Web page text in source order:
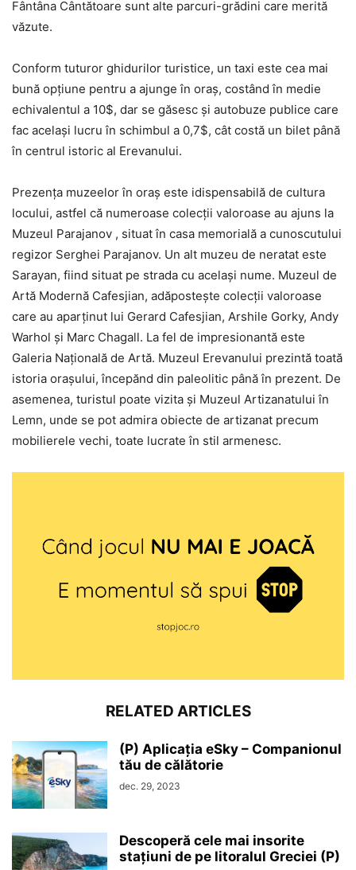
Fântâna Cântătoare sunt alte parcuri-grădini care merită
văzute.
Conform tuturor ghidurilor turistice, un taxi este cea mai
bună opţiune pentru a ajunge în oraş, costând în medie
echivalentul a 10$, dar se găsesc şi autobuze publice care
fac acelaşi lucru în schimbul a 0,7$, cât costă un bilet până
în centrul istoric al Erevanului.
Prezența muzeelor în oraș este idispensabilă de cultura
locului, astfel că numeroase colecții valoroase au ajuns la
Muzeul Parajanov , situat în casa memorială a cunoscutului
regizor Serghei Parajanov. Un alt muzeu de neratat este
Sarayan, fiind situat pe strada cu acelaşi nume. Muzeul de
Artă Modernă Cafesjian, adăposteşte colecţii valoroase
care au aparţinut lui Gerard Cafesjian, Arshile Gorky, Andy
Warhol şi Marc Chagall. La fel de impresionantă este
Galeria Naţională de Artă. Muzeul Erevanului prezintă toată
istoria oraşului, începănd din paleolitic până în prezent. De
asemenea, turistul poate vizita şi Muzeul Artizanatului în
Lemn, unde se pot admira obiecte de artizanat precum
mobilierele vechi, toate lucrate în stil armenesc.
RELATED ARTICLES
(P) Aplicația eSky – Companionul
tău de călătorie
dec. 29, 2023
Descoperă cele mai insorite
stațiuni de pe litoralul Greciei (P)